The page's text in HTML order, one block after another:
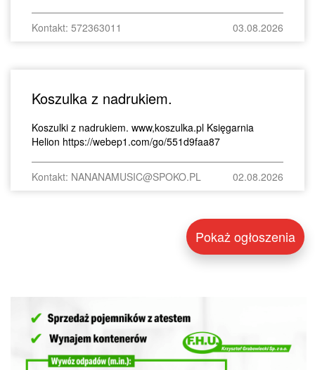
Kontakt: 572363011 03.08.2026
Koszulka z nadrukiem.
Koszulki z nadrukiem. www,koszulka.pl Księgarnia
Helion https://webep1.com/go/551d9faa87
Kontakt: NANANAMUSIC@SPOKO.PL 02.08.2026
Pokaż ogłoszenia